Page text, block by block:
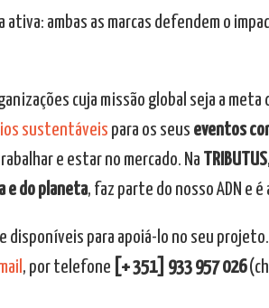
ativa: ambas as marcas defendem o
cuja missão global seja a
sustentáveis para os seus eventos
e estar no mercado. Na
TRIBUTUS
e do planeta, faz parte do nosso ADN e é
disponíveis para apoiá-lo no seu projeto.
, por telefone [+ 351] 933 957 026